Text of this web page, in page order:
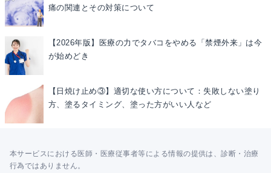
痛の関連とその対策について
【2026年版】医療の力でタバコをやめる「禁煙外来」は今
が始めどき
【日焼け止め③】適切な使い方について：失敗しない塗り
方、塗るタイミング、塗った方がいい人など
本サービスにおける医師・医療従事者等による情報の提供は、診断・治療
行為ではありません。